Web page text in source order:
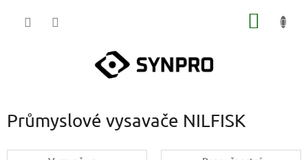
Průmyslové vysavače NILFISK